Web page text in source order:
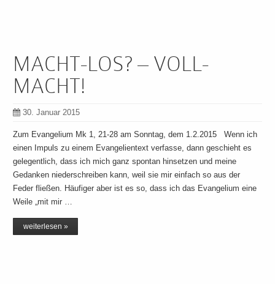
MACHT-LOS? – VOLL-
MACHT!
30. Januar 2015
Zum Evangelium Mk 1, 21-28 am Sonntag, dem 1.2.2015 Wenn ich
einen Impuls zu einem Evangelientext verfasse, dann geschieht es
gelegentlich, dass ich mich ganz spontan hinsetzen und meine
Gedanken niederschreiben kann, weil sie mir einfach so aus der
Feder fließen. Häufiger aber ist es so, dass ich das Evangelium eine
Weile „mit mir …
weiterlesen »